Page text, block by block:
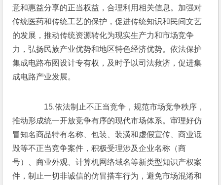
意和惠益分享的正当权益，合理利用相关信息。加强对
传统医药和传统工艺的保护，促进传统知识和民间文艺
的发展，推动传统资源转化为现实生产力和市场竞争
力，弘扬民族产业优势和地区特色经济优势。依法保护
集成电路布图设计专有权，及时予以司法救济，促进集
成电路产业发展。
15.依法制止不正当竞争，规范市场竞争秩序，
推动形成统一开放竞争有序的现代市场体系。审理好仿
冒知名商品特有名称、包装、装潢和虚假宣传、商业诋
毁等不正当竞争案件，积极受理涉及企业名称（商
号）、商业外观、计算机网络域名等新类型知识产权案
件，制止一切非诚信的仿冒搭车行为，避免市场混淆和